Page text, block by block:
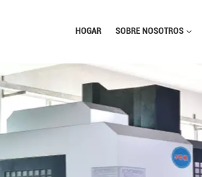
HOGAR SOBRE NOSOTROS